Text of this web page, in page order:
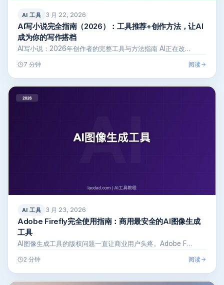
AI 工具 3 月 22, 2026
AI写小说完全指南（2026）：工具推荐+创作方法，让AI
成为你的写作搭档
AI写小说：2026年创作者的完整工具与方法指南 AI正在改…
7 分钟 阅读
AI 工具 3 月 23, 2026
Adobe Firefly完全使用指南：商用最安全的AI图像生成
工具
AI图像生成工具的版权问题一直让商业用户头疼。Adobe F…
2 分钟 阅读